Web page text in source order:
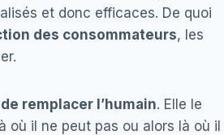
et donc efficaces. De quoi
des consommateurs, les
remplacer l’humain. Elle le
où il ne peut pas ou alors là où il